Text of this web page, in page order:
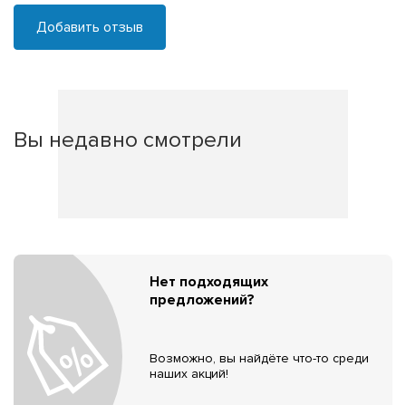
Добавить отзыв
Вы недавно смотрели
Нет подходящих
предложений?
Возможно, вы найдёте что-то среди
наших акций!